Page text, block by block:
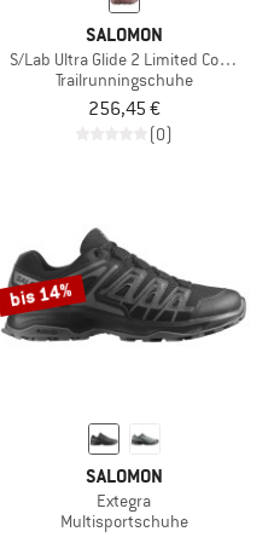
SALOMON
S/Lab Ultra Glide 2 Limited Courtney
Trailrunningschuhe
256,45 €
(0)
bis 14%
SALOMON
Extegra
Multisportschuhe